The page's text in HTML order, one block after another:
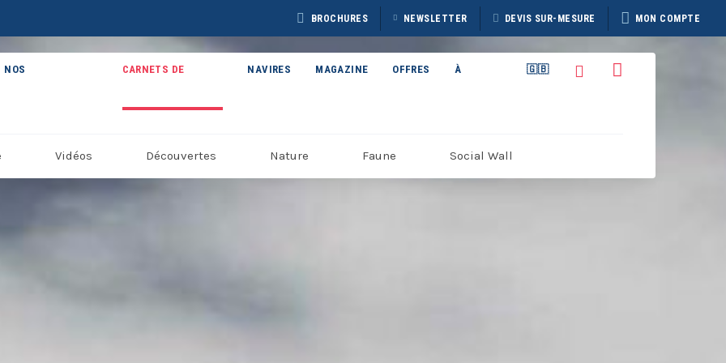
BROCHURES
BROCHURE CAPTAIN
ARCTIC 2027
NEWSLETTER DEVIS SUR-MESURE MON COMPTE
NOS
THÉMATIQUES
CARNETS DE
VOYAGE
NAVIRES MAGAZINE OFFRES À
PROPOS
🇬🇧
Vidéos Découvertes Nature Faune Social Wall